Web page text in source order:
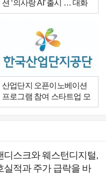
션 ‘의사랑 AI’ 출시 … 대화
만으로 진료 기록 완성한다
스타트업,산업단지,프로그램,혁
신,지역,지원,분야,참여
산업단지 오픈이노베이션
프로그램 참여 스타트업 모
집
디스크와 웨스턴디지털,
실적과 주가 급락을 바